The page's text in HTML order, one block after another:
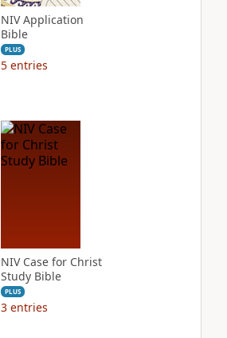
NIV Application
Bible
PLUS
5 entries
NIV Case for Christ
Study Bible
PLUS
3 entries